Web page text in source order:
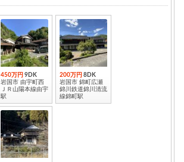
450万円 9DK
岩国市 由宇町西
ＪＲ山陽本線由宇
駅
200万円 8DK
岩国市 錦町広瀬
錦川鉄道錦川清流
線錦町駅